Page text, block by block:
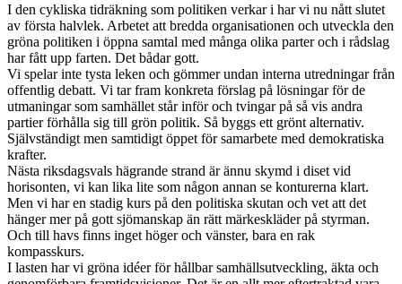
I den cykliska tidräkning som politiken verkar i har vi nu nått slutet
av första halvlek. Arbetet att bredda organisationen och utveckla den
gröna politiken i öppna samtal med många olika parter och i rådslag
har fått upp farten. Det bådar gott.
Vi spelar inte tysta leken och gömmer undan interna utredningar från
offentlig debatt. Vi tar fram konkreta förslag på lösningar för de
utmaningar som samhället står inför och tvingar på så vis andra
partier förhålla sig till grön politik. Så byggs ett grönt alternativ.
Självständigt men samtidigt öppet för samarbete med demokratiska
krafter.
Nästa riksdagsvals hägrande strand är ännu skymd i diset vid
horisonten, vi kan lika lite som någon annan se konturerna klart.
Men vi har en stadig kurs på den politiska skutan och vet att det
hänger mer på gott sjömanskap än rätt märkeskläder på styrman.
Och till havs finns inget höger och vänster, bara en rak
kompasskurs.
I lasten har vi gröna idéer för hållbar samhällsutveckling, äkta och